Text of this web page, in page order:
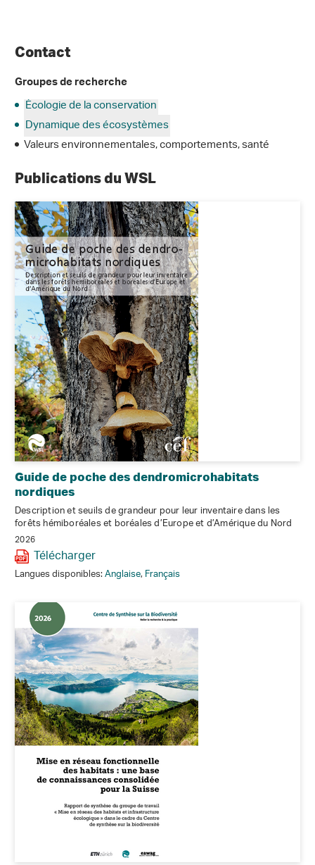
Contact
Groupes de recherche
Écologie de la conservation
Dynamique des écosystèmes
Valeurs environnementales, comportements, santé
Publications du WSL
Guide de poche des dendromicrohabitats
nordiques
Description et seuils de grandeur pour leur inventaire dans les
forêts hémiboréales et boréales d’Europe et d’Amérique du Nord
2026
Télécharger
Langues disponibles:Anglaise,Français